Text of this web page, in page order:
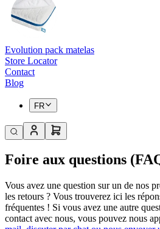
Evolution pack matelas
Store Locator
Contact
Blog
FR
Foire aux questions
Vous avez une question sur un de nos
les retours ? Vous trouverez ici les
fréquentes ! Si vous avez une autre
contact avec nous, vous pouvez nous